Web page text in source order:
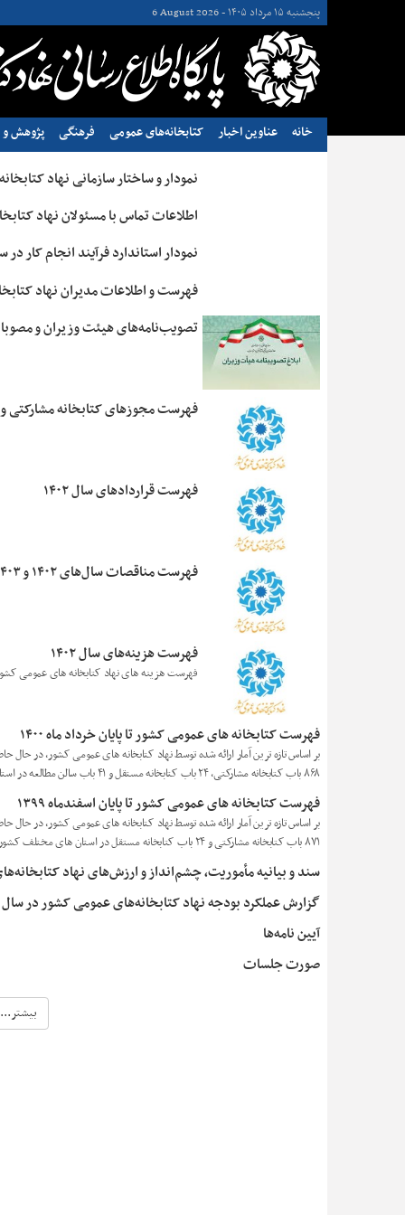
پنجشنبه ۱۵ مرداد ۱۴۰۵ - 6 August 2026
خانه عناوین اخبار کتابخانه‌های عمومی فرهنگی پژوهش و
نمودار و ساختار سازمانی نهاد
اطلاعات تماس با مسئولان نهاد
نمودار استاندارد فرآیند انجام کار
فهرست و اطلاعات مدیران نهاد
تصویب‌نامه‌های هیئت وزیران و
فهرست مجوزهای کتابخانه
فهرست قراردادهای سال ۱۴۰۲
فهرست مناقصات سال‌های ۱۴۰۲ و ۱۴۰۳
فهرست هزینه‌های سال ۱۴۰۲
فهرست هزینه های نهاد کتابخانه های عمومی کشور در سال ۱۴۰۲
فهرست کتابخانه های عمومی کشور تا پایان خرداد ماه ۱۴۰۰
۸۶۸ باب کتابخانه مشارکتی، ۲۴ باب کتابخانه مستقل و ۴۱ باب سالن مطالعه در استان های مختلف کشور فعال است.
فهرست کتابخانه های عمومی کشور تا پایان اسفندماه ۱۳۹۹
۸۷۱ باب کتابخانه مشارکتی و ۲۴ باب کتابخانه مستقل در استان های مختلف کشور فعال است.
سند و بیانیه مأموریت، چشم‌انداز و ارزش‌های نهاد
گزارش عملکرد بودجه نهاد کتابخانه‌های عمومی کشور در سال ۱۳۹۸
آیین نامه‌ها
صورت جلسات
بیشتر...